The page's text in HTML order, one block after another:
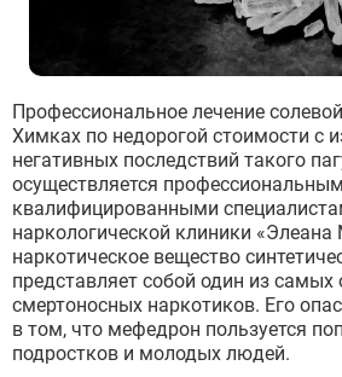
Профессиональное лечение
Химках по недорогой стоимости с
негативных последствий такого
осуществляется
квалифицированными
наркологической клиники
наркотическое вещество
представляет собой один из самых
смертоносных наркотиков. Его
в том, что мефедрон пользуется
подростков и молодых людей.